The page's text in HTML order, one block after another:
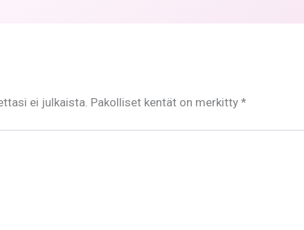
ei julkaista. Pakolliset kentät on merkitty *